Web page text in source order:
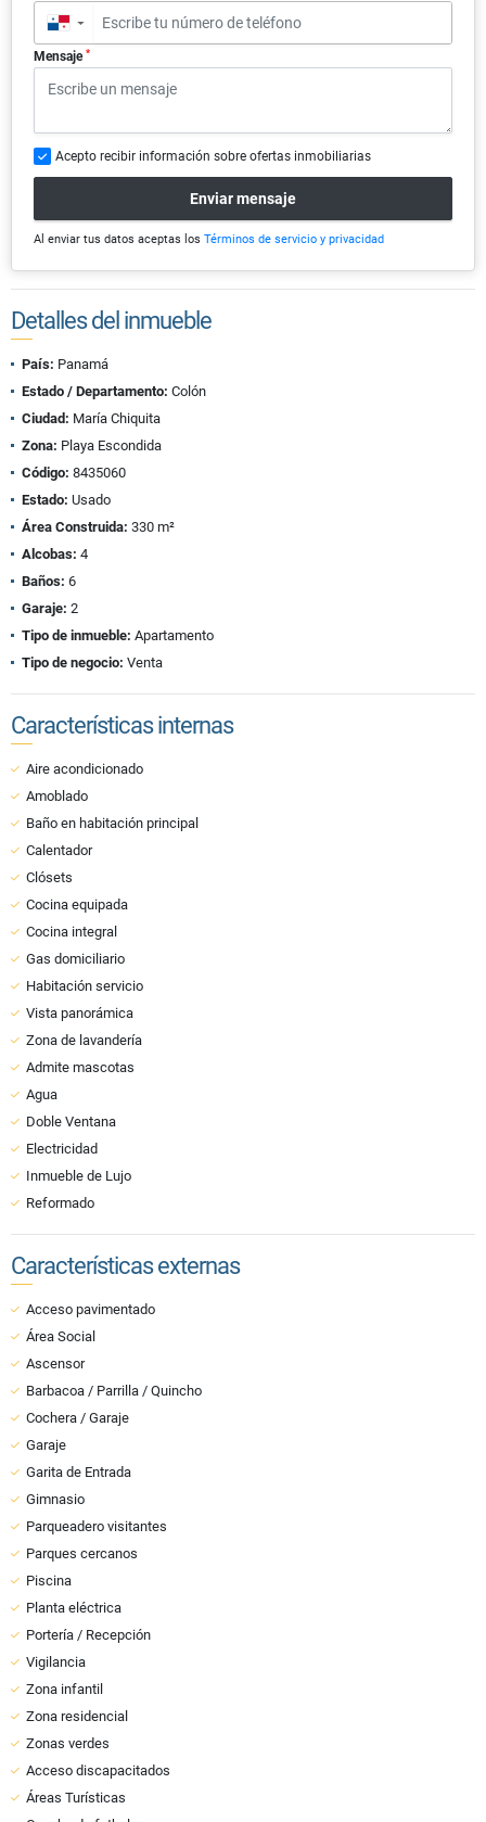
▼
Mensaje *
Acepto recibir información sobre ofertas inmobiliarias
Enviar mensaje
Al enviar tus datos aceptas los Términos de servicio y privacidad
Detalles del inmueble
País: Panamá
Estado / Departamento: Colón
Ciudad: María Chiquita
Zona: Playa Escondida
Código: 8435060
Estado: Usado
Área Construida: 330 m²
Alcobas: 4
Baños: 6
Garaje: 2
Tipo de inmueble: Apartamento
Tipo de negocio: Venta
Características internas
Aire acondicionado
Amoblado
Baño en habitación principal
Calentador
Clósets
Cocina equipada
Cocina integral
Gas domiciliario
Habitación servicio
Vista panorámica
Zona de lavandería
Admite mascotas
Agua
Doble Ventana
Electricidad
Inmueble de Lujo
Reformado
Características externas
Acceso pavimentado
Área Social
Ascensor
Barbacoa / Parrilla / Quincho
Cochera / Garaje
Garaje
Garita de Entrada
Gimnasio
Parqueadero visitantes
Parques cercanos
Piscina
Planta eléctrica
Portería / Recepción
Vigilancia
Zona infantil
Zona residencial
Zonas verdes
Acceso discapacitados
Áreas Turísticas